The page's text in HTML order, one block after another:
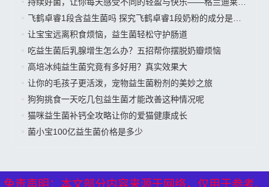
飞鹤卓睿1段含益生菌吗 探究飞鹤卓睿1段奶粉的成分是否有益生菌
让宝宝远离积食烦恼，益生菌轻松守护肠道
吃益生菌后乳腺增生怎么办？五招帮你摆脱奶瓣烦恼
高培冰纯益生菌究竟有多好用？真实效果大
让你的毛孩子更活泼，宠物益生菌粉剂的美妙之旅
狗狗挑食一天吃几包益生菌才能改善这种情况呢
猫咪益生菌补钙全攻略让你的爱猫健康成长
菌小宝100亿益生菌价格是多少
免责声明：本文部分内容来源于网络，仅用于参考、
免责声明：本文部分内容来源于网络，仅用于参考、